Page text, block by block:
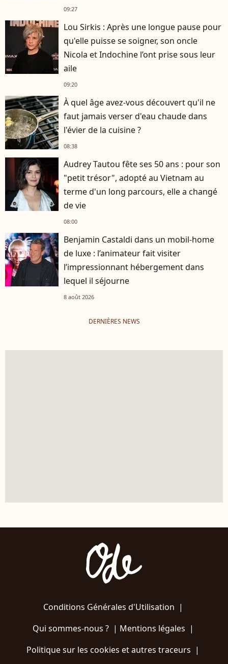
Cotillard
09:27
Lou Sirkis : Après une longue pause pour
qu'elle puisse se soigner, son oncle
Nicola et Indochine l’ont prise sous leur
aile
09:20
À quel âge avez-vous découvert qu'il ne
faut jamais verser d'eau chaude dans
l'évier de la cuisine ?
08:38
Audrey Tautou fête ses 50 ans : pour son
"petit trésor", adopté au Vietnam au
terme d'un long parcours, elle a changé
de vie
08:00
Benjamin Castaldi dans un mobil-home
de luxe : l’animateur fait visiter
l’impressionnant hébergement dans
lequel il séjourne
8 août 2026
DERNIÈRES NEWS
Conditions Générales d'Utilisation |
Qui sommes-nous ?| Mentions légales |
Politique sur les cookies et autres traceurs |